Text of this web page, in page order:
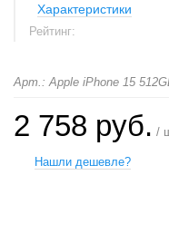
Характеристики
Рейтинг:
Арт.: Apple iPhone 15
2 758 руб. /
Нашли дешевле?